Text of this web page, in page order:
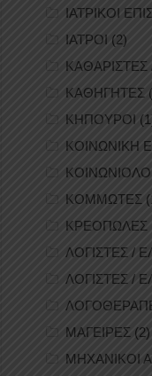
ΙΑΤΡΙΚΟΙ
ΙΑΤΡΟΙ (2)
ΚΑΘΑΡΙΣΤΕΣ
ΚΑΘΗΓΗΤΕΣ
ΚΗΠΟΥΡΟΙ
ΚΟΙΝΩΝΙΚΗ
ΚΟΜΜΩΤΕΣ
ΚΡΕΟΠΩΛΕΣ
ΛΟΓΙΣΤΕΣ /
ΛΟΓΙΣΤΕΣ /
ΜΑΓΕΙΡΕΣ (2)
ΜΗΧΑΝΙΚΟΙ